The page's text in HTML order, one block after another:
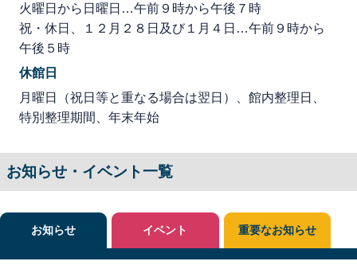
火曜日から日曜日…午前９時から午後７時
祝・休日、１２月２８日及び１月４日…午前９時から
午後５時
休館日
月曜日（祝日等と重なる場合は翌日）、館内整理日、
特別整理期間、年末年始
お知らせ・イベント一覧
お知らせ イベント 重要なお知らせ